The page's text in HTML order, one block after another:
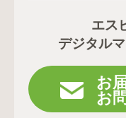
エス
デジタル
お
お